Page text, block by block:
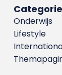
Onderwijs
Lifestyle